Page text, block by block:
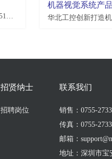
支持Intel 6/7代 Core i3/i5/i7 LGA1151处理器，H110/Q170/C236，4*USB3.0, 4*USB2.0，2-10*COM(可选)
EMB-3581
机器视觉系统产
招贤纳士
招聘岗位
联系我们
销售：0755-
传真：0755-
邮箱：
地址：深圳市宝